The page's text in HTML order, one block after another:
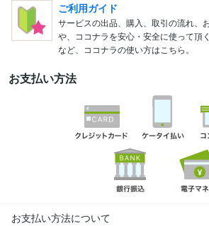
ご利用ガイド
サービスの出品、購入、取引の流れ、
や、ココナラを安心・安全に使って頂
など、ココナラの使い方はこちら。
お支払い方法
お支払い方法について